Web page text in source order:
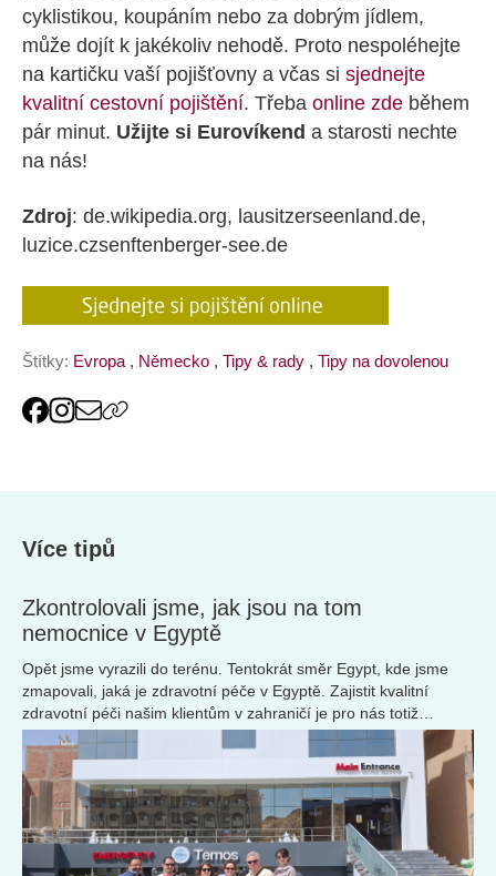
cyklistikou, koupáním nebo za dobrým jídlem,
může dojít k jakékoliv nehodě. Proto nespoléhejte
na kartičku vaší pojišťovny a včas si sjednejte
kvalitní cestovní pojištění. Třeba online zde během
pár minut. Užijte si Eurovíkend a starosti nechte
na nás!
Zdroj: de.wikipedia.org, lausitzerseenland.de,
luzice.czsenftenberger-see.de
Štítky: Evropa , Německo , Tipy & rady , Tipy na dovolenou
Více tipů
Zkontrolovali jsme, jak jsou na tom
nemocnice v Egyptě
Opět jsme vyrazili do terénu. Tentokrát směr Egypt, kde jsme
zmapovali, jaká je zdravotní péče v Egyptě. Zajistit kvalitní
zdravotní péči našim klientům v zahraničí je pro nás totiž
naprostou samozřejmostí.